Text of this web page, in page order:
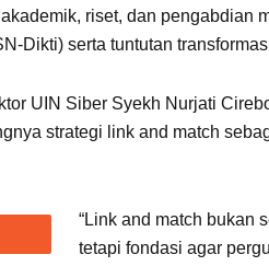
riset, dan pengabdian
Dikti) serta tuntutan
UIN Siber Syekh Nurjati
strategi link and match
“Link and match bukan
tetapi fondasi agar